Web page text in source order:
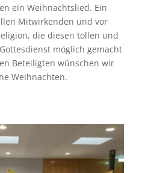
ein Weihnachtslied. Ein
Mitwirkenden und vor
die diesen tollen und
möglich gemacht
Beteiligten wünschen wir
Weihnachten.